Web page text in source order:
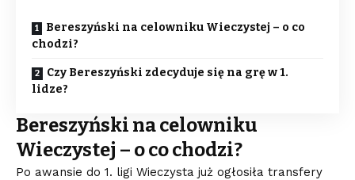
Bereszyński na celowniku Wieczystej – o co
chodzi?
Czy Bereszyński zdecyduje się na grę w 1.
lidze?
Bereszyński na celowniku
Wieczystej – o co chodzi?
Po awansie do 1. ligi Wieczysta już ogłosiła transfery